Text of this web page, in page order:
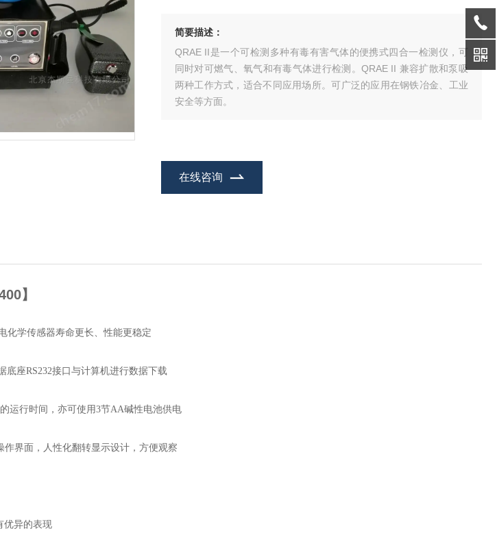
简要描述：
QRAE II是一个可检测多种有毒有害气体的便携式四合一检测仪，可
同时对可燃气、氧气和有毒气体进行检测。QRAE II 兼容扩散和泵吸
两种工作方式，适合不同应用场所。可广泛的应用在钢铁冶金、工业
安全等方面。
在线咨询
】
化学传感器寿命更长、性能更稳定
底座RS232接口与计算机进行数据下载
运行时间，亦可使用3节AA碱性电池供电
界面，人性化翻转显示设计，方便观察
优异的表现